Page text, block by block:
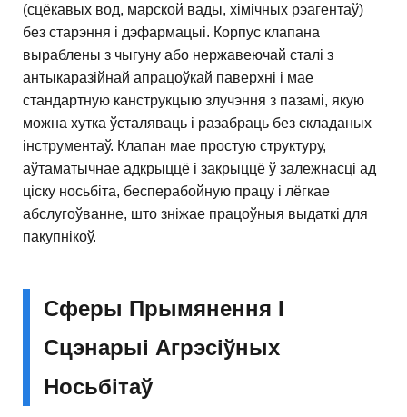
(сцёкавых вод, марской вады, хімічных рэагентаў)
без старэння і дэфармацыі. Корпус клапана
выраблены з чыгуну або нержавеючай сталі з
антыкаразійнай апрацоўкай паверхні і мае
стандартную канструкцыю злучэння з пазамі, якую
можна хутка ўсталяваць і разабраць без складаных
інструментаў. Клапан мае простую структуру,
аўтаматычнае адкрыццё і закрыццё ў залежнасці ад
ціску носьбіта, бесперабойную працу і лёгкае
абслугоўванне, што зніжае працоўныя выдаткі для
пакупнікоў.
Сферы Прымянення І
Сцэнарыі Агрэсіўных
Носьбітаў